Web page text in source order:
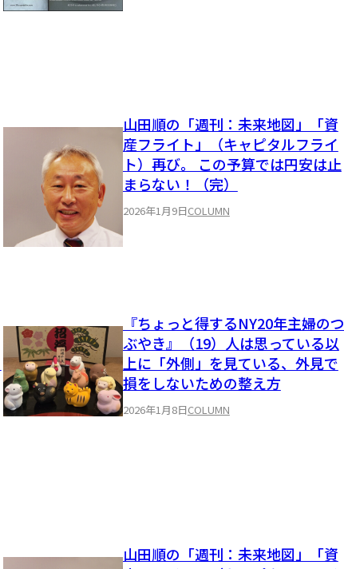
山田順の「週刊：未来地図」「資
産フライト」（キャピタルフライ
ト）再び。 この予算では円安は止
まらない！（完）
2026年1月9日COLUMN
『ちょっと得するNY20年主婦のつ
ぶやき』（19）人は思っている以
上に「外側」を見ている、外見で
損をしないための整え方
2026年1月8日COLUMN
山田順の「週刊：未来地図」「資